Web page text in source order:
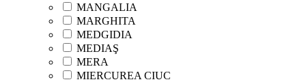
MANGALIA
MARGHITA
MEDGIDIA
MEDIAŞ
MERA
MIERCUREA CIUC